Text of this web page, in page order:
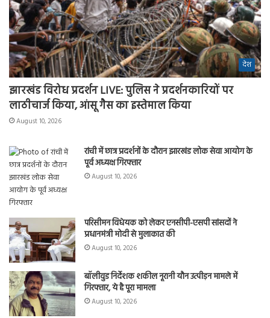
देश
झारखंड विरोध प्रदर्शन LIVE: पुलिस ने प्रदर्शनकारियों पर
लाठीचार्ज किया, आंसू गैस का इस्तेमाल किया
August 10, 2026
रांची में छात्र प्रदर्शनों के दौरान झारखंड लोक सेवा आयोग के
पूर्व अध्यक्ष गिरफ्तार
August 10, 2026
परिसीमन विधेयक को लेकर एनसीपी-एसपी सांसदों ने
प्रधानमंत्री मोदी से मुलाकात की
August 10, 2026
बॉलीवुड निर्देशक शकील नूरानी यौन उत्पीड़न मामले में
गिरफ्तार, ये है पूरा मामला
August 10, 2026